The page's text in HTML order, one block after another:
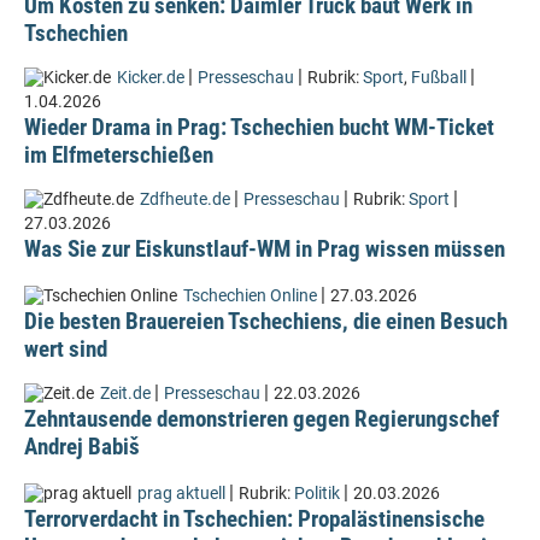
Tschechien
Kicker.de | Presseschau | Rubrik:Sport, Fußball |
1.04.2026
Wieder Drama in Prag: Tschechien bucht WM-Ticket
im Elfmeterschießen
Zdfheute.de | Presseschau | Rubrik:Sport |
27.03.2026
Was Sie zur Eiskunstlauf-WM in Prag wissen müssen
Tschechien Online | 27.03.2026
Die besten Brauereien Tschechiens, die einen Besuch
wert sind
Zeit.de | Presseschau | 22.03.2026
Zehntausende demonstrieren gegen Regierungschef
Andrej Babiš
prag aktuell | Rubrik: Politik | 20.03.2026
Terrorverdacht in Tschechien: Propalästinensische